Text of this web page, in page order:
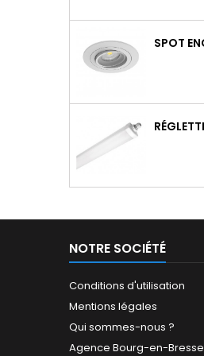
NOTRE SOCIÉTÉ
Conditions d'utilisation
Mentions légales
Qui sommes-nous ?
Agence Bourg-en-Bresse